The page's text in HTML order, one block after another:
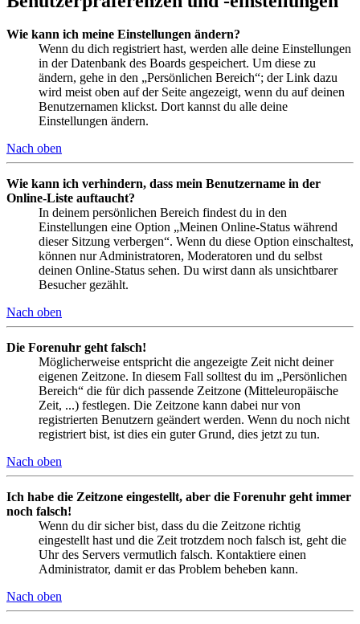
Wie kann ich meine Einstellungen ändern?
Wenn du dich registriert hast, werden alle deine Einstellungen
in der Datenbank des Boards gespeichert. Um diese zu
ändern, gehe in den „Persönlichen Bereich“; der Link dazu
wird meist oben auf der Seite angezeigt, wenn du auf deinen
Benutzernamen klickst. Dort kannst du alle deine
Einstellungen ändern.
Nach oben
Wie kann ich verhindern, dass mein Benutzername in der
Online-Liste auftaucht?
In deinem persönlichen Bereich findest du in den
Einstellungen eine Option „Meinen Online-Status während
dieser Sitzung verbergen“. Wenn du diese Option einschaltest,
können nur Administratoren, Moderatoren und du selbst
deinen Online-Status sehen. Du wirst dann als unsichtbarer
Besucher gezählt.
Nach oben
Die Forenuhr geht falsch!
Möglicherweise entspricht die angezeigte Zeit nicht deiner
eigenen Zeitzone. In diesem Fall solltest du im „Persönlichen
Bereich“ die für dich passende Zeitzone (Mitteleuropäische
Zeit, ...) festlegen. Die Zeitzone kann dabei nur von
registrierten Benutzern geändert werden. Wenn du noch nicht
registriert bist, ist dies ein guter Grund, dies jetzt zu tun.
Nach oben
Ich habe die Zeitzone eingestellt, aber die Forenuhr geht immer
noch falsch!
Wenn du dir sicher bist, dass du die Zeitzone richtig
eingestellt hast und die Zeit trotzdem noch falsch ist, geht die
Uhr des Servers vermutlich falsch. Kontaktiere einen
Administrator, damit er das Problem beheben kann.
Nach oben